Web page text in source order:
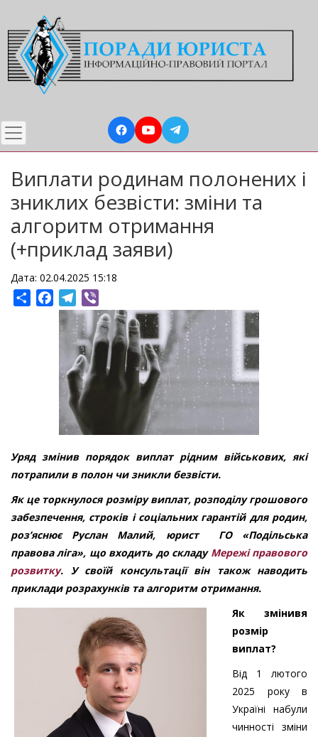
до
основного
вмісту
Виплати родинам полонених і
зниклих безвісти: зміни та
алгоритм отримання
(+приклад заяви)
Дата: 02.04.2025 15:18
ShareFacebookTelegram
Уряд змінив порядок виплат рідним військових, які
потрапили в полон чи зникли безвісти.
Як це торкнулося розміру виплат, розподілу грошового
забезпечення, строків і соціальних гарантій для родин,
розʼяснює Руслан Малий, юрист ГО «Подільська
правова ліга», що входить до складу Мережі правового
розвитку. У своїй консультації він такожнаводить
приклади розрахунків та алгоритм отримання.
Як змінивя
розмір
виплат?
Від 1 лютого
2025 року в
Україні набули
чинності зміни